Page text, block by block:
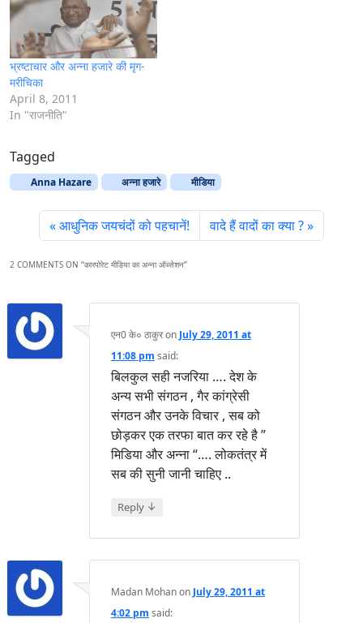
भ्रष्टाचार और अन्ना हजारे की मृग-
मरीचिका
April 8, 2011
In "राजनीति"
Tagged
Anna Hazare अन्‍ना हजारे मीडिया
आधुनिक जयचंदों को पहचानें! वादे हैं वादों का क्या ?
2 COMMENTS ON “कारपोरेट मीडिया का अन्ना ऑब्‍सेशन”
एन0 के० ठाकुरon July 29, 2011 at
11:08 pm said:
बिलकुल सही नजरिया …. देश के
अन्य सभी संगठन , गैर कांग्रेसी
संगठन और उनके विचार , सब को
छोड़कर एक तरफा बात कर रहे है ”
मिडिया और अन्ना “…. लोकतंत्र में
सब की सुनी जानी चाहिए ..
Reply ↓
Madan Mohanon July 29, 2011 at
4:02 pm said: